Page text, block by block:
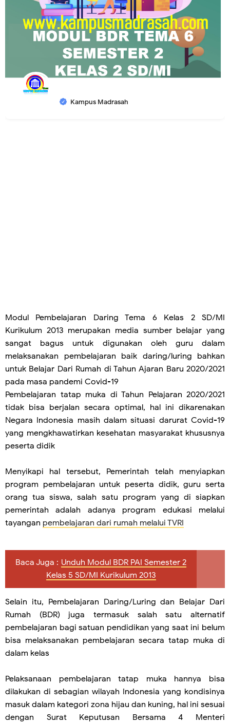
Kampus Madrasah
Modul Pembelajaran Daring Tema 6 Kelas 2 SD/MI
Kurikulum 2013 merupakan media sumber belajar yang
sangat bagus untuk digunakan oleh guru dalam
melaksanakan pembelajaran baik daring/luring bahkan
untuk Belajar Dari Rumah di Tahun Ajaran Baru 2020/2021
pada masa pandemi Covid-19
Pembelajaran tatap muka di Tahun Pelajaran 2020/2021
tidak bisa berjalan secara optimal, hal ini dikarenakan
Negara Indonesia masih dalam situasi darurat Covid-19
yang mengkhawatirkan kesehatan masyarakat khususnya
peserta didik
Menyikapi hal tersebut, Pemerintah telah menyiapkan
program pembelajaran untuk peserta didik, guru serta
orang tua siswa, salah satu program yang di siapkan
pemerintah adalah adanya program edukasi melalui
tayangan pembelajaran dari rumah melalui TVRI
Baca Juga : Unduh Modul BDR PAI Semester 2
Kelas 5 SD/MI Kurikulum 2013
Selain itu, Pembelajaran Daring/Luring dan Belajar Dari
Rumah (BDR) juga termasuk salah satu alternatif
pembelajaran bagi satuan pendidikan yang saat ini belum
bisa melaksanakan pembelajaran secara tatap muka di
dalam kelas
Pelaksanaan pembelajaran tatap muka hannya bisa
dilakukan di sebagian wilayah Indonesia yang kondisinya
masuk dalam kategori zona hijau dan kuning, hal ini sesuai
dengan Surat Keputusan Bersama 4 Menteri